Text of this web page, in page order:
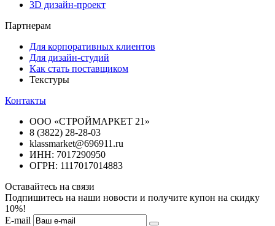
3D дизайн-проект
Партнерам
Для корпоративных клиентов
Для дизайн-студий
Как стать поставщиком
Текстуры
Контакты
ООО «СТРОЙМАРКЕТ 21»
8 (3822) 28-28-03
klassmarket@696911.ru
ИНН: 7017290950
ОГРН: 1117017014883
Оставайтесь на связи
Подпишитесь на наши новости и получите купон на скидку
10%!
E-mail